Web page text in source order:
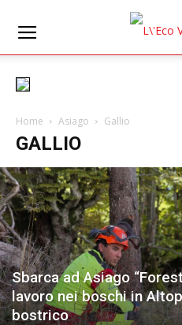
Home Asiago Gallio
GALLIO
Sbarca ad Asiago
lavoro nei boschi in
bostrico